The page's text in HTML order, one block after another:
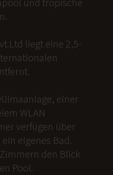
liegt eine 2,5-
einer
WLAN
verfügen über
eigenes Bad.
den Blick
Pool.